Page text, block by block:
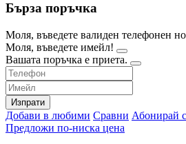
Бърза поръчка
Моля, въведете валиден телефонен
Моля, въведете имейл!
Вашата поръчка е приета.
Изпрати
Добави в любими Сравни Абонирай
Предложи по-ниска цена